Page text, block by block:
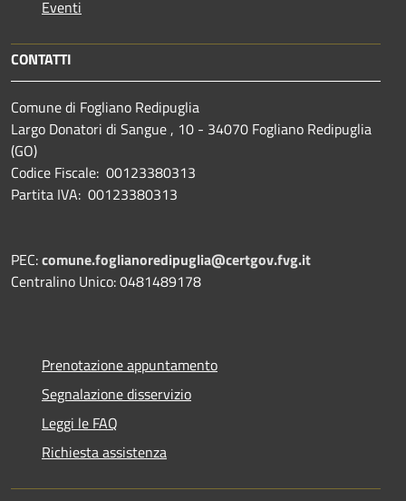
Eventi
CONTATTI
Comune di Fogliano Redipuglia
Largo Donatori di Sangue , 10 - 34070 Fogliano Redipuglia
(GO)
Codice Fiscale: 00123380313
Partita IVA: 00123380313
PEC:comune.foglianoredipuglia@certgov.fvg.it
Centralino Unico: 0481489178
Prenotazione appuntamento
Segnalazione disservizio
Leggi le FAQ
Richiesta assistenza